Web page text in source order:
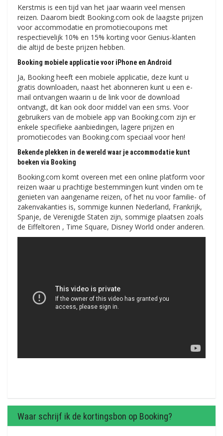
Kerstmis is een tijd van het jaar waarin veel mensen
reizen. Daarom biedt Booking.com ook de laagste prijzen
voor accommodatie en promotiecoupons met
respectievelijk 10% en 15% korting voor Genius-klanten
die altijd de beste prijzen hebben.
Booking mobiele applicatie voor iPhone en Android
Ja, Booking heeft een mobiele applicatie, deze kunt u
gratis downloaden, naast het abonneren kunt u een e-
mail ontvangen waarin u de link voor de download
ontvangt, dit kan ook door middel van een sms. Voor
gebruikers van de mobiele app van Booking.com zijn er
enkele specifieke aanbiedingen, lagere prijzen en
promotiecodes van Booking.com speciaal voor hen!
Bekende plekken in de wereld waar je accommodatie kunt
boeken via Booking
Booking.com komt overeen met een online platform voor
reizen waar u prachtige bestemmingen kunt vinden om te
genieten van aangename reizen, of het nu voor familie- of
zakenvakanties is, sommige kunnen Nederland, Frankrijk,
Spanje, de Verenigde Staten zijn, sommige plaatsen zoals
de Eiffeltoren , Time Square, Disney World onder anderen.
Waar schrijf ik de kortingsbon op Booking?